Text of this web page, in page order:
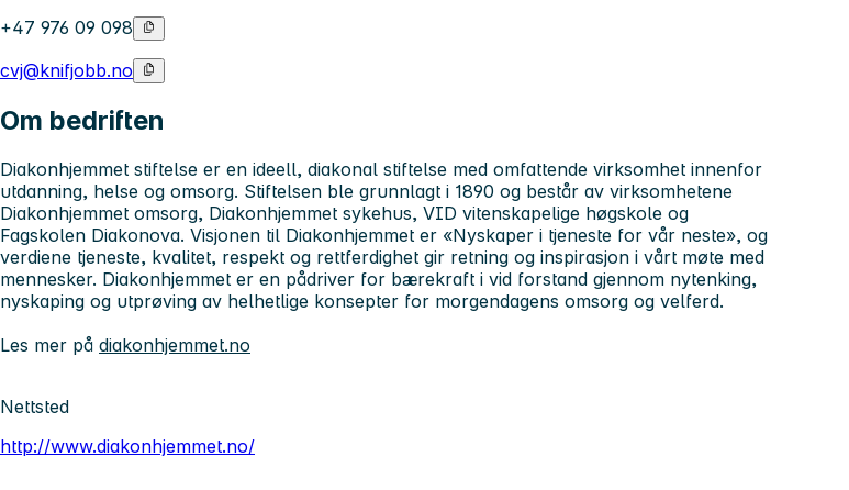
+47 976 09 098
cvj@knifjobb.no
Om bedriften
Diakonhjemmet stiftelse er en ideell, diakonal stiftelse med omfattende virksomhet innenfor
utdanning, helse og omsorg. Stiftelsen ble grunnlagt i 1890 og består av virksomhetene
Diakonhjemmet omsorg, Diakonhjemmet sykehus, VID vitenskapelige høgskole og
Fagskolen Diakonova. Visjonen til Diakonhjemmet er «Nyskaper i tjeneste for vår neste», og
verdiene tjeneste, kvalitet, respekt og rettferdighet gir retning og inspirasjon i vårt møte med
mennesker. Diakonhjemmet er en pådriver for bærekraft i vid forstand gjennom nytenking,
nyskaping og utprøving av helhetlige konsepter for morgendagens omsorg og velferd.
Les mer på diakonhjemmet.no
Nettsted
http://www.diakonhjemmet.no/